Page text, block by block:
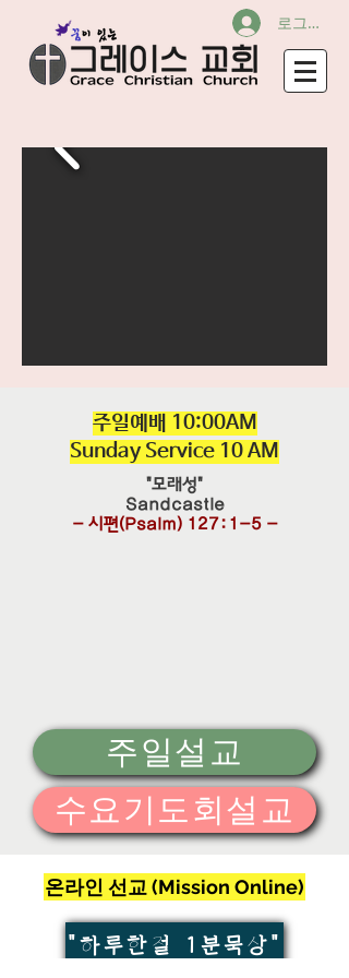
로그인
​주일예배 10:00AM
Sunday Service 10 AM
"모래성"
Sandcastle
- 시편(Psalm) 127:1-5 -
주일설교
수요기도회설교
온라인 선교 (Mission Online)
"하루한절 1분묵상"